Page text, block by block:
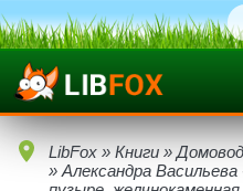
LibFox » Книги »
» Александра